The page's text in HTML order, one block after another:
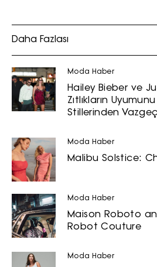
hizmetlere ilişkin reklam,
pazarlama ve kutlama/
amaçlı her türlü e-
elektronik ileti
yoluyla tarafıma
ve bu kapsamda/
soyad ve e-posta adresi
KAYDET
Daha Fazlası
Moda Haber
Hailey Bieber ve
Zıtlıkların
Stillerinden
Moda Haber
Malibu Solstice:
Moda Haber
Maison Roboto
Robot Couture
Moda Haber